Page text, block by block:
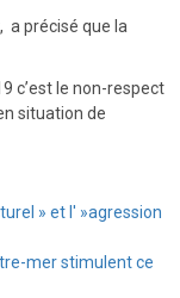
a précisé que la
c’est le non-respect
situation de
» et l' »agression
mer stimulent ce